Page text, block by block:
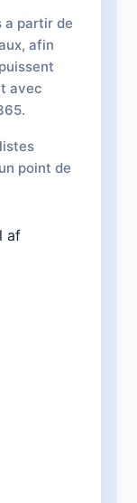
a partir de
afin
avec
point de